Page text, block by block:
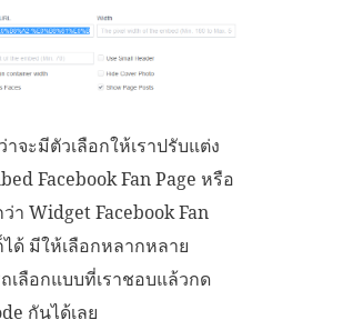
าจะมีตัวเลือกให้เราปรับแต่ง
Facebook Fan Page หรือ
ว่า Widget Facebook Fan
ได้ มีให้เลือกหลากหลาย
เลือกแบบที่เราชอบแล้วกด
กันได้เลย